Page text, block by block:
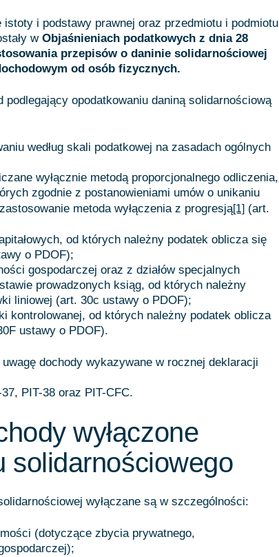
istoty i podstawy prawnej oraz przedmiotu i podmiotu
w Objaśnieniach podatkowych z dnia 28
przepisów o daninie solidarnościowej
od osób fizycznych.
podlegający opodatkowaniu daniną solidarnościową
według skali podatkowej na zasadach ogólnych
wyłącznie metodą proporcjonalnego odliczenia,
zgodnie z postanowieniami umów o unikaniu
metoda wyłączenia z progresją[1] (art.
od których należny podatek oblicza się
o PDOF);
gospodarczej oraz z działów specjalnych
prowadzonych ksiąg, od których należny
liniowej (art. 30c ustawy o PDOF);
kontrolowanej, od których należny podatek oblicza
ustawy o PDOF).
dochody wykazywane w rocznej deklaracji
PIT-38 oraz PIT-CFC.
wyłączone
solidarnościowego
wyłączane są w szczególności:
(dotyczące zbycia prywatnego,